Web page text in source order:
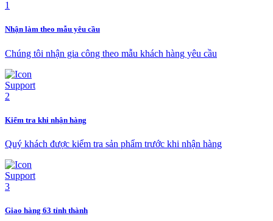
Nhận làm theo mẫu yêu cầu
Chúng tôi nhận gia công theo mẫu khách hàng yêu cầu
Kiểm tra khi nhận hàng
Quý khách được kiểm tra sản phẩm trước khi nhận hàng
Giao hàng 63 tỉnh thành